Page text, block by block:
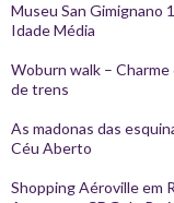
Museu San Gimignano
Idade Média
Woburn walk –
de trens
As madonas das
Céu Aberto
Shopping Aéroville em